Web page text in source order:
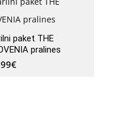
paket THE
pralines
€